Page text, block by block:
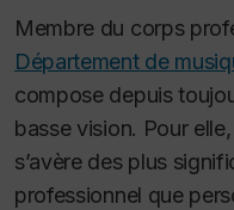
Membre du corps
Département de
compose depuis
basse vision. Pour
s’avère des plus
professionnel que